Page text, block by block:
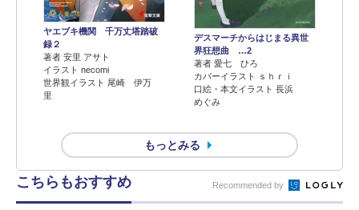
ヤエブキ機関 千万丈塔踏破
録２
著者 安里 アサト
イラスト necomi
世界観イラスト 尾崎 伊万
里
デスマーチからはじまる異世
界狂想曲 …2
著者 愛七 ひろ
カバーイラスト ｓｈｒｉ
口絵・本文イラスト 長浜
めぐみ
もっとみる
こちらもおすすめ Recommended by